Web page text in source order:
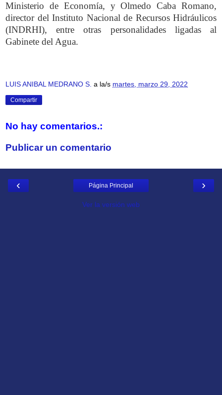
Ministerio de Economía, y Olmedo Caba Romano,
director del Instituto Nacional de Recursos Hidráulicos
(INDRHI), entre otras personalidades ligadas al
Gabinete del Agua.
LUIS ANIBAL MEDRANO S. a la/s martes, marzo 29, 2022
Compartir
No hay comentarios.:
Publicar un comentario
‹ ›
Página Principal
Ver la versión web